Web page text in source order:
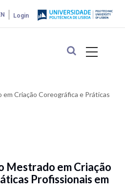
Login
Criação Coreográfica e Práticas
Mestrado em Criação
Profissionais em